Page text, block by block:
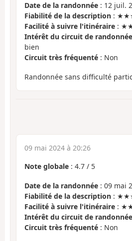
Date de la randonnée : 12 juil.
Fiabilité de la description :
Facilité à suivre l'itinéraire :
Intérêt du circuit de randonnée
bien
Circuit très fréquenté : Non
Randonnée sans difficulté
09 mai 2024 à 20:26
Note globale : 4.7 / 5
Date de la randonnée : 09 mai
Fiabilité de la description :
Facilité à suivre l'itinéraire :
Intérêt du circuit de randonnée
Circuit très fréquenté : Non